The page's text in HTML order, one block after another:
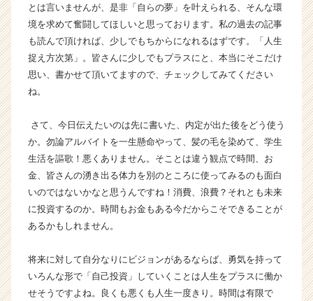
届
く
就
活
イ
ア
キ
ャ
リ
（C
h
r
C
a
とは言いませんが、是非「自らの夢」を叶えられる、そんな環
境を求めて奮闘してほしいと思っております。私の過去の記事
も読んで頂ければ、少しでもちからになれるはずです。「人生
捉え方次第」。皆さんに少しでもプラスにと、本当にそこだけ
思い、書かせて頂いてますので、チェックしてみてください
ね。
さて、今日伝えたいのは先に書いた、内定が出た後をどう使う
か。勿論アルバイトを一生懸命やって、髪の毛を染めて、学生
生活を謳歌！悪くありません。そことは違う観点で時間、お
金、皆さんの湧き出る体力を別のところに使ってみるのも面白
いのではないかなと思うんですね！消費、浪費？それとも未来
に投資するのか。時間もお金もある今だからこそできることが
あるかもしれません。
将来に対して自分なりにビジョンがあるならば、勇気を持って
いろんな形で「自己投資」していくことは人生をプラスに働か
せそうですよね。良くも悪くも人生一度きり。時間は有限で